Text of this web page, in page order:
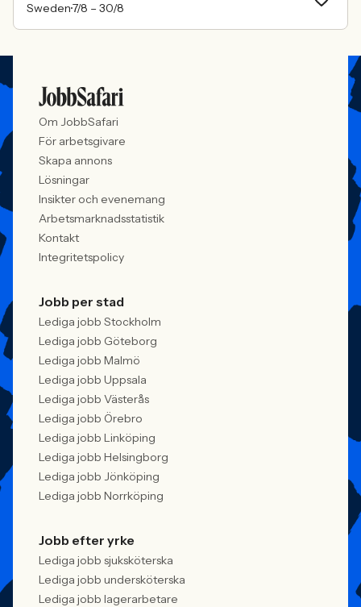
Sweden7/8 – 30/8
Om JobbSafari
För arbetsgivare
Skapa annons
Lösningar
Insikter och evenemang
Arbetsmarknadsstatistik
Kontakt
Integritetspolicy
Jobb per stad
Lediga jobb Stockholm
Lediga jobb Göteborg
Lediga jobb Malmö
Lediga jobb Uppsala
Lediga jobb Västerås
Lediga jobb Örebro
Lediga jobb Linköping
Lediga jobb Helsingborg
Lediga jobb Jönköping
Lediga jobb Norrköping
Jobb efter yrke
Lediga jobb sjuksköterska
Lediga jobb undersköterska
Lediga jobb lagerarbetare